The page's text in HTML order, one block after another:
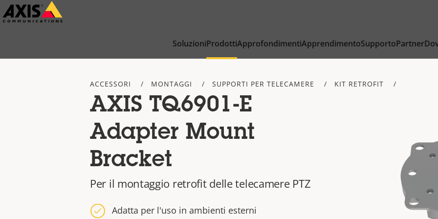
Salta
al
SoluzioniProdottiApprofondimentiApprendimentoSupportoPartner
ACCESSORI MONTAGGI SUPPORTI PER TELECAMERE KIT RETROFIT
AXIS TQ6901-E
Adapter Mount
Bracket
Per il montaggio retrofit delle telecamere PTZ
Adatta per l'uso in ambienti esterni